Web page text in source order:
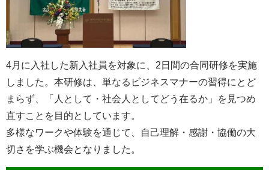
4月に入社した新入社員を対象に、2日間の合同研修を実施
しました。本研修は、単なるビジネスマナーの習得にとど
まらず、「人として・社会人としてどう在るか」を見つめ
直すことを目的としています。
多様なワークや体験を通じて、自己理解・感謝・協働の大
切さを学ぶ機会となりました。